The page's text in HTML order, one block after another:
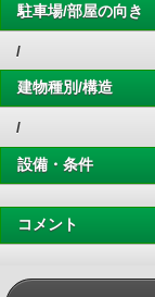
駐車場/部屋の向き
/
建物種別/構造
/
設備・条件
コメント